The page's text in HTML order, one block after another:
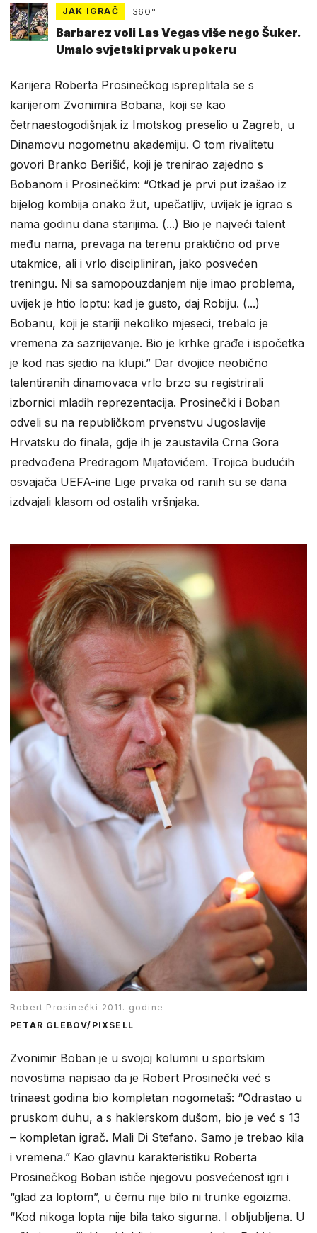
JAK IGRAČ 360°
Barbarez voli Las Vegas više nego Šuker.
Umalo svjetski prvak u pokeru
Karijera Roberta Prosinečkog ispreplitala se s
karijerom Zvonimira Bobana, koji se kao
četrnaestogodišnjak iz Imotskog preselio u Zagreb, u
Dinamovu nogometnu akademiju. O tom rivalitetu
govori Branko Berišić, koji je trenirao zajedno s
Bobanom i Prosinečkim: “Otkad je prvi put izašao iz
bijelog kombija onako žut, upečatljiv, uvijek je igrao s
nama godinu dana starijima. (...) Bio je najveći talent
među nama, prevaga na terenu praktično od prve
utakmice, ali i vrlo discipliniran, jako posvećen
treningu. Ni sa samopouzdanjem nije imao problema,
uvijek je htio loptu: kad je gusto, daj Robiju. (...)
Bobanu, koji je stariji nekoliko mjeseci, trebalo je
vremena za sazrijevanje. Bio je krhke građe i ispočetka
je kod nas sjedio na klupi.” Dar dvojice neobično
talentiranih dinamovaca vrlo brzo su registrirali
izbornici mladih reprezentacija. Prosinečki i Boban
odveli su na republičkom prvenstvu Jugoslavije
Hrvatsku do finala, gdje ih je zaustavila Crna Gora
predvođena Predragom Mijatovićem. Trojica budućih
osvajača UEFA-ine Lige prvaka od ranih su se dana
izdvajali klasom od ostalih vršnjaka.
Robert Prosinečki 2011. godine
PETAR GLEBOV/PIXSELL
Zvonimir Boban je u svojoj kolumni u sportskim
novostima napisao da je Robert Prosinečki već s
trinaest godina bio kompletan nogometaš: “Odrastao u
pruskom duhu, a s haklerskom dušom, bio je već s 13
– kompletan igrač. Mali Di Stefano. Samo je trebao kila
i vremena.” Kao glavnu karakteristiku Roberta
Prosinečkog Boban ističe njegovu posvećenost igri i
“glad za loptom”, u čemu nije bilo ni trunke egoizma.
“Kod nikoga lopta nije bila tako sigurna. I obljubljena. U